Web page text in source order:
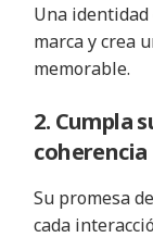
Una
marca y crea
memorable.
2. Cumpla
coherencia
Su promesa
cada